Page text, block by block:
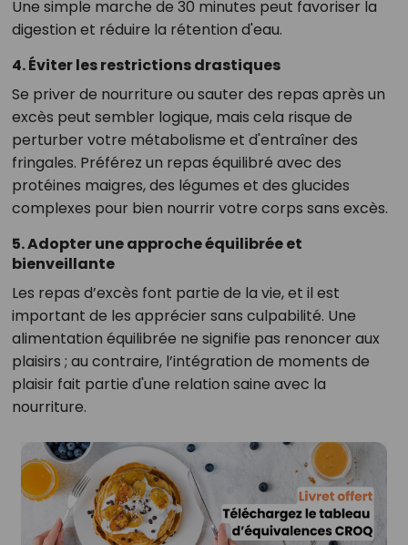
Une simple marche de 30 minutes peut favoriser la
digestion et réduire la rétention d'eau.
4. Éviter les restrictions drastiques
Se priver de nourriture ou sauter des repas après un
excès peut sembler logique, mais cela risque de
perturber votre métabolisme et d'entraîner des
fringales. Préférez un repas équilibré avec des
protéines maigres, des légumes et des glucides
complexes pour bien nourrir votre corps sans excès.
5. Adopter une approche équilibrée et
bienveillante
Les repas d’excès font partie de la vie, et il est
important de les apprécier sans culpabilité. Une
alimentation équilibrée ne signifie pas renoncer aux
plaisirs ; au contraire, l’intégration de moments de
plaisir fait partie d'une relation saine avec la
nourriture.